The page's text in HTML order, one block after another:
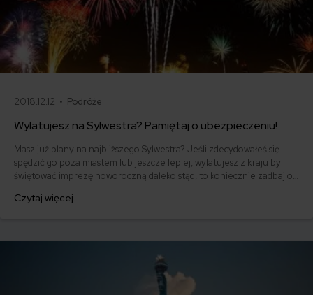
2018.12.12 • Podróże
Wylatujesz na Sylwestra? Pamiętaj o ubezpieczeniu!
Masz już plany na najbliższego Sylwestra? Jeśli zdecydowałeś się
spędzić go poza miastem lub jeszcze lepiej, wylatujesz z kraju by
świętować imprezę noworoczną daleko stąd, to koniecznie zadbaj o
błędzie! Dobra polisa może ochronić nie tylko Twoje zdrowie, ale
Czytaj więcej